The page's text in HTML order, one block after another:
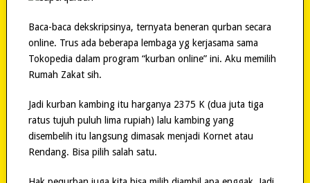
Baca-baca dekskripsinya, ternyata beneran qurban secara
online. Trus ada beberapa lembaga yg kerjasama sama
Tokopedia dalam program “kurban online” ini. Aku memilih
Rumah Zakat sih.
Jadi kurban kambing itu harganya 2375 K (dua juta tiga
ratus tujuh puluh lima rupiah) lalu kambing yang
disembelih itu langsung dimasak menjadi Kornet atau
Rendang. Bisa pilih salah satu.